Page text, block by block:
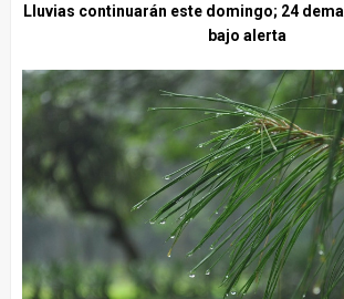
Lluvias continuarán este domingo; 24
bajo alerta